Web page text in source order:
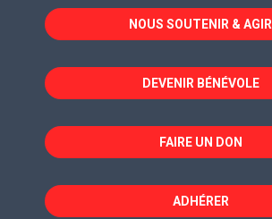
dans
une
fenêtre
dans
une
fenêtre
dans
une
fenêtre
NOUS SOUTENIR & AGIR
DEVENIR BÉNÉVOLE
FAIRE UN DON
ADHÉRER